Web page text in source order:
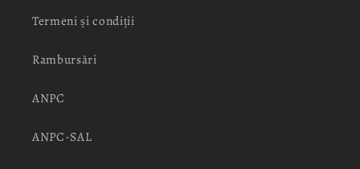
Termeni și condiții
Rambursări
ANPC
ANPC-SAL